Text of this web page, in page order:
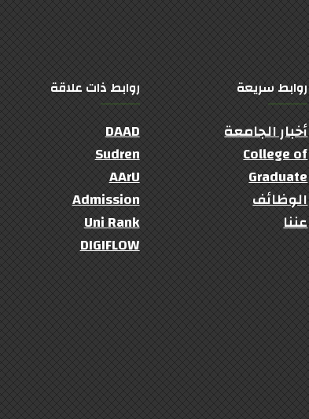
روابط سريعة
أخبار الجامعة
College of
Graduate
الوظائف
عننا
روابط ذات علاقة
DAAD
Sudren
AArU
Admission
Uni Rank
DIGIFLOW